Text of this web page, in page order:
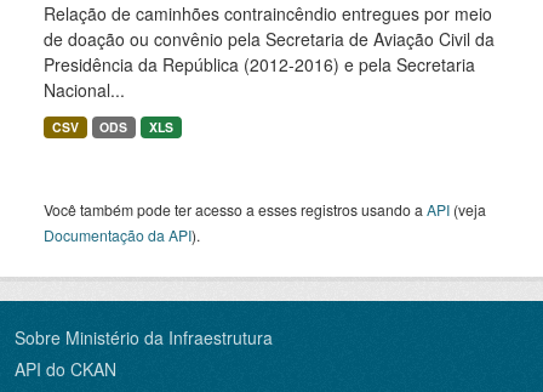
Relação de caminhões contraincêndio entregues por meio
de doação ou convênio pela Secretaria de Aviação Civil da
Presidência da República (2012-2016) e pela Secretaria
Nacional...
CSV ODS XLS
Você também pode ter acesso a esses registros usando a API (veja
Documentação da API).
Sobre Ministério da Infraestrutura
API do CKAN